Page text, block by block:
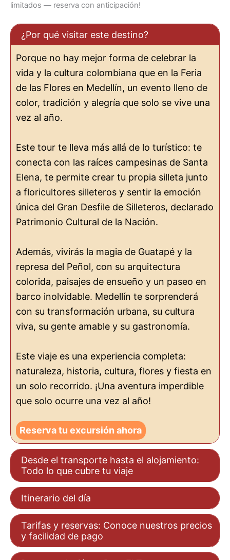
limitados — reserva con anticipación!
¿Por qué visitar este destino?
Porque no hay mejor forma de celebrar la
vida y la cultura colombiana que en la Feria
de las Flores en Medellín, un evento lleno de
color, tradición y alegría que solo se vive una
vez al año.
Este tour te lleva más allá de lo turístico: te
conecta con las raíces campesinas de Santa
Elena, te permite crear tu propia silleta junto
a floricultores silleteros y sentir la emoción
única del Gran Desfile de Silleteros, declarado
Patrimonio Cultural de la Nación.
Además, vivirás la magia de Guatapé y la
represa del Peñol, con su arquitectura
colorida, paisajes de ensueño y un paseo en
barco inolvidable. Medellín te sorprenderá
con su transformación urbana, su cultura
viva, su gente amable y su gastronomía.
Este viaje es una experiencia completa:
naturaleza, historia, cultura, flores y fiesta en
un solo recorrido. ¡Una aventura imperdible
que solo ocurre una vez al año!
Reserva tu excursión ahora
Desde el transporte hasta el alojamiento:
Todo lo que cubre tu viaje
Itinerario del día
Tarifas y reservas: Conoce nuestros precios
y facilidad de pago